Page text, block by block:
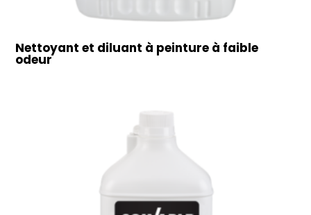
Nettoyant et diluant à peinture à faible
odeur